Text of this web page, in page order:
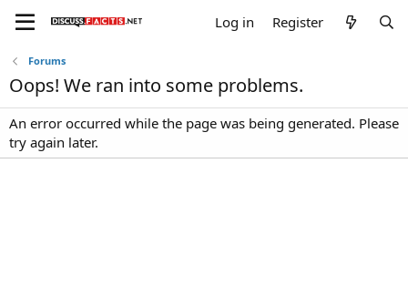
Log in Register
Forums
Oops! We ran into some problems.
An error occurred while the page was being generated. Please
try again later.